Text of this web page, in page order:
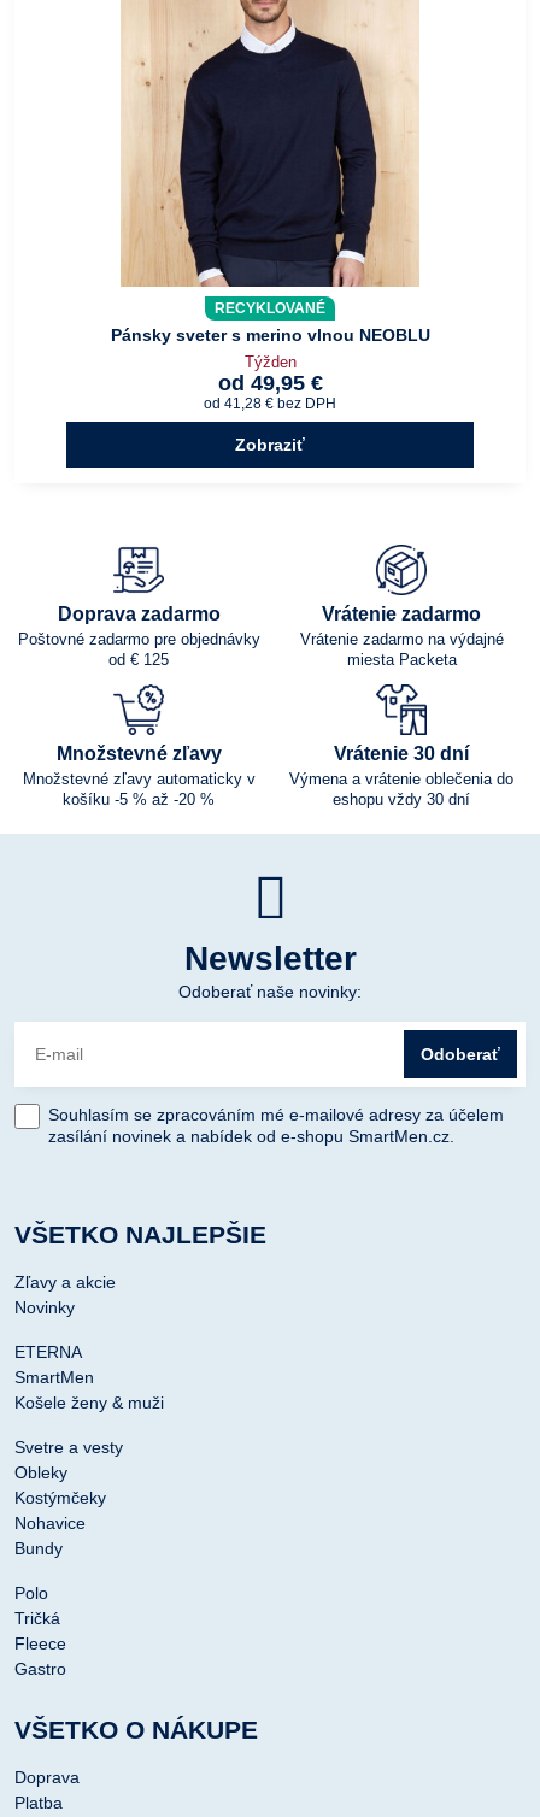
RECYKLOVANÉ
Pánsky sveter s merino vlnou NEOBLU
Týžden
od 49,95 €
od 41,28 € bez DPH
Zobraziť
Doprava zadarmo
Poštovné zadarmo pre objednávky
od € 125
Vrátenie zadarmo
Vrátenie zadarmo na výdajné
miesta Packeta
Množstevné zľavy
Množstevné zľavy automaticky v
košíku -5 % až -20 %
Vrátenie 30 dní
Výmena a vrátenie oblečenia do
eshopu vždy 30 dní
Newsletter
Odoberať naše novinky:
Odoberať
Souhlasím se zpracováním mé e-mailové adresy za účelem
zasílání novinek a nabídek od e-shopu SmartMen.cz.
VŠETKO NAJLEPŠIE
Zľavy a akcie
Novinky
ETERNA
SmartMen
Košele ženy & muži
Svetre a vesty
Obleky
Kostýmčeky
Nohavice
Bundy
Polo
Tričká
Fleece
Gastro
VŠETKO O NÁKUPE
Doprava
Platba